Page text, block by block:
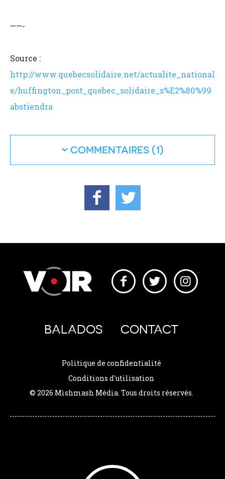
——-
Source :
http://www.quebecsolidaire.net/actualite_national
e/huffington_post_quebec_solidaire_s%E2%80%99
abstiendra
COMMENTAIRES
BALADOS CONTACT
Politique de confidentialité
Conditions d'utilisation
© 2026 Mishmash Média. Tous droits réservés.